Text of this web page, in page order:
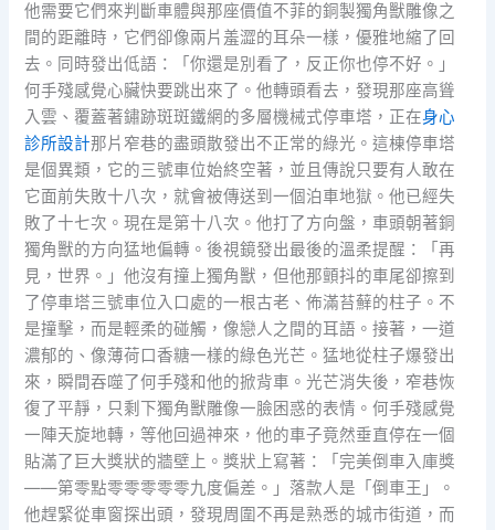
他需要它們來判斷車體與那座價值不菲的銅製獨角獸雕像之
間的距離時，它們卻像兩片羞澀的耳朵一樣，優雅地縮了回
去。同時發出低語：「你還是別看了，反正你也停不好。」
何手殘感覺心臟快要跳出來了。他轉頭看去，發現那座高聳
入雲、覆蓋著鏽跡斑斑鐵網的多層機械式停車塔，正在身心
診所設計那片窄巷的盡頭散發出不正常的綠光。這棟停車塔
是個異類，它的三號車位始終空著，並且傳說只要有人敢在
它面前失敗十八次，就會被傳送到一個泊車地獄。他已經失
敗了十七次。現在是第十八次。他打了方向盤，車頭朝著銅
獨角獸的方向猛地偏轉。後視鏡發出最後的溫柔提醒：「再
見，世界。」他沒有撞上獨角獸，但他那顫抖的車尾卻擦到
了停車塔三號車位入口處的一根古老、佈滿苔蘚的柱子。不
是撞擊，而是輕柔的碰觸，像戀人之間的耳語。接著，一道
濃郁的、像薄荷口香糖一樣的綠色光芒。猛地從柱子爆發出
來，瞬間吞噬了何手殘和他的掀背車。光芒消失後，窄巷恢
復了平靜，只剩下獨角獸雕像一臉困惑的表情。何手殘感覺
一陣天旋地轉，等他回過神來，他的車子竟然垂直停在一個
貼滿了巨大獎狀的牆壁上。獎狀上寫著：「完美倒車入庫獎
——第零點零零零零零九度偏差。」落款人是「倒車王」。
他趕緊從車窗探出頭，發現周圍不再是熟悉的城市街道，而